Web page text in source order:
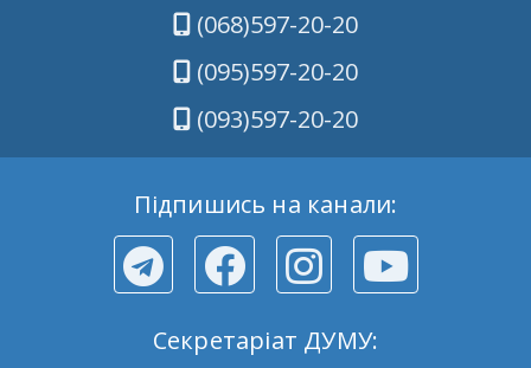
(068)597-20-20
(095)597-20-20
(093)597-20-20
Підпишись на канали:
Секретаріат ДУМУ: